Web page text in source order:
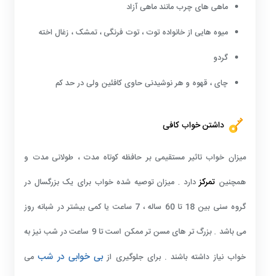
ماهی های چرب مانند ماهی آزاد
میوه هایی از خانواده توت ، توت فرنگی ، تمشک ، زغال اخته
گردو
چای ، قهوه و هر نوشیدنی حاوی کافئین ولی در حد کم
داشتن خواب کافی
میزان خواب تاثیر مستقیمی بر حافظه کوتاه مدت ، طولانی مدت و
همچنین تمرکزدارد . میزان توصیه شده خواب برای یک بزرگسال در
گروه سنی بین 18 تا 60 ساله ، 7 ساعت یا کمی بیشتر در شبانه روز
می باشد . بزرگ تر های مسن تر ممکن است تا 9 ساعت در شب نیز به
خواب نیاز داشته باشند . برای جلوگیری از بی خوابی در شب می